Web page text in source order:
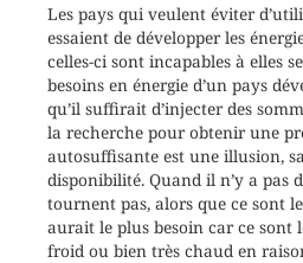
Les pays qui veulent éviter
essaient de développer les
celles-ci sont incapables à elles
besoins en énergie d’un pays
qu’il suffirait d’injecter des
la recherche pour obtenir une
autosuffisante est une illusion,
disponibilité. Quand il n’y a pas
tournent pas, alors que ce sont
aurait le plus besoin car ce sont
froid ou bien très chaud en